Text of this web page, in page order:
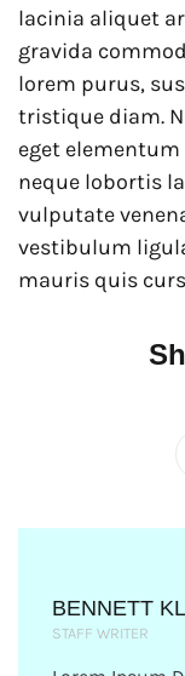
lacinia aliquet
gravida
lorem purus,
tristique diam.
eget elementum
neque lobortis
vulputate
vestibulum
mauris quis
BENNETT
STAFF WRITER